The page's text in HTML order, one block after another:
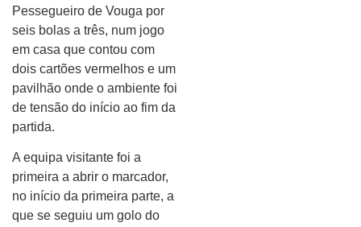
Pessegueiro de Vouga por
seis bolas a três, num jogo
em casa que contou com
dois cartões vermelhos e um
pavilhão onde o ambiente foi
de tensão do início ao fim da
partida.
A equipa visitante foi a
primeira a abrir o marcador,
no início da primeira parte, a
que se seguiu um golo do